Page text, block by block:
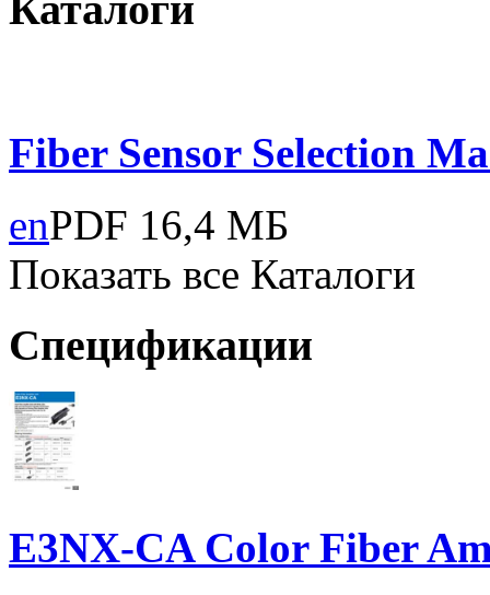
Fiber Sensor Selection
enPDF 16,4 МБ
Показать все Каталоги
Спецификации
E3NX-CA Color Fiber